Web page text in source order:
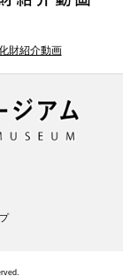
財紹介動画